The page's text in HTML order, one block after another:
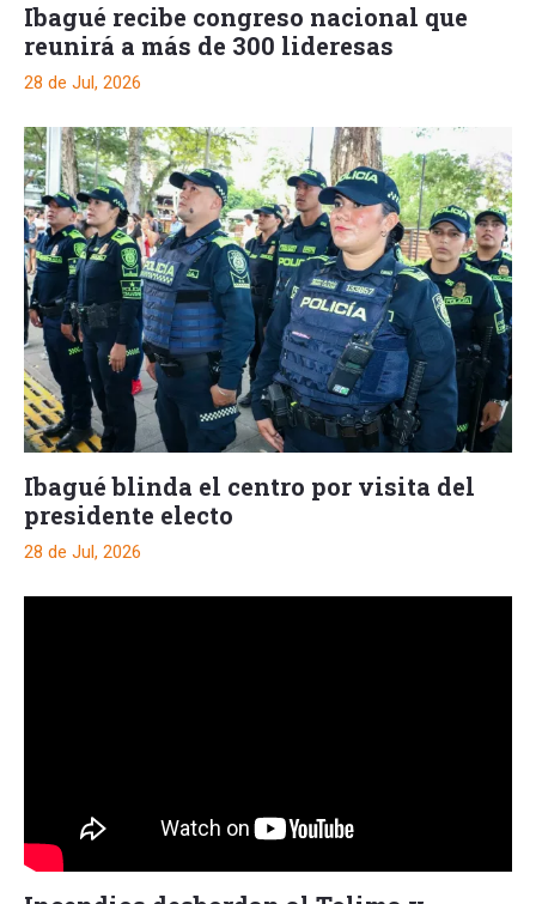
Ibagué recibe congreso nacional que
reunirá a más de 300 lideresas
28 de Jul, 2026
Ibagué blinda el centro por visita del
presidente electo
28 de Jul, 2026